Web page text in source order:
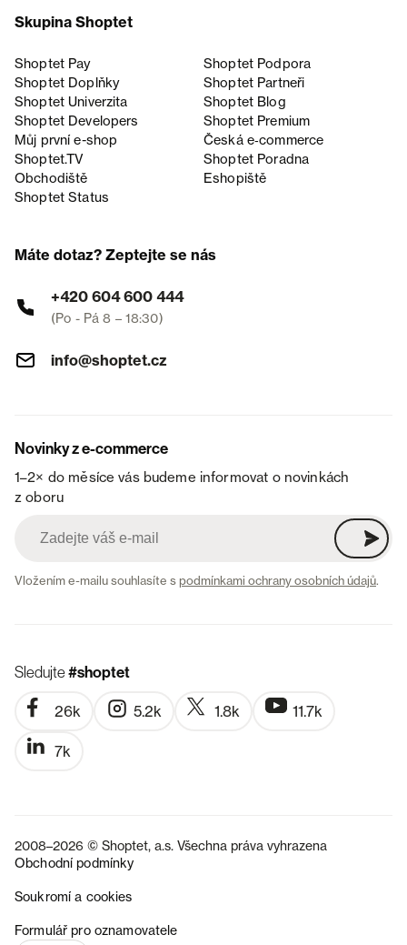
Skupina Shoptet
Shoptet Pay
Shoptet Podpora
Shoptet Doplňky
Shoptet Partneři
Shoptet Univerzita
Shoptet Blog
Shoptet Developers
Shoptet Premium
Můj první e-shop
Česká e‑commerce
Shoptet.TV
Shoptet Poradna
Obchodiště
Eshopiště
Shoptet Status
Máte dotaz? Zeptejte se nás
+420 604 600 444
(Po - Pá 8 – 18:30)
info@shoptet.cz
Novinky z e-commerce
1–2× do měsíce vás budeme informovat o novinkách
z oboru
Vložením e-mailu souhlasíte spodmínkami ochrany osobních údajů.
Sledujte#shoptet
26k 5.2k 1.8k 11.7k
7k
2008–2026 © Shoptet, a.s. Všechna práva vyhrazena
Obchodní podmínky
Soukromí a cookies
Formulář pro oznamovatele